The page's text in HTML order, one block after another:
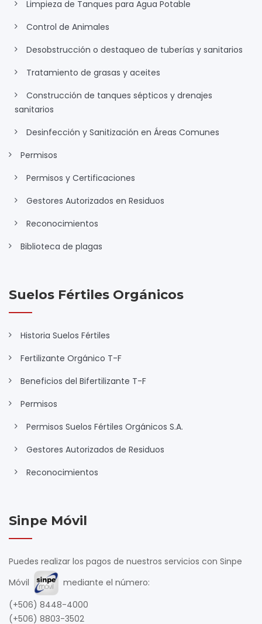
Limpieza de Tanques para Agua Potable
Control de Animales
Desobstrucción o destaqueo de tuberías y sanitarios
Tratamiento de grasas y aceites
Construcción de tanques sépticos y drenajes
sanitarios
Desinfección y Sanitización en Áreas Comunes
Permisos
Permisos y Certificaciones
Gestores Autorizados en Residuos
Reconocimientos
Biblioteca de plagas
Suelos Fértiles Orgánicos
Historia Suelos Fértiles
Fertilizante Orgánico T-F
Beneficios del Bifertilizante T-F
Permisos
Permisos Suelos Fértiles Orgánicos S.A.
Gestores Autorizados de Residuos
Reconocimientos
Sinpe Móvil
Puedes realizar los pagos de nuestros servicios con Sinpe
Móvil
mediante el número:
(+506) 8448-4000
(+506) 8803-3502